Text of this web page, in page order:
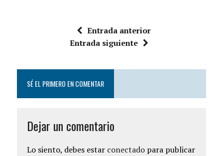
Entrada anterior
Entrada siguiente
SÉ EL PRIMERO EN COMENTAR
Dejar un comentario
Lo siento, debes estar conectadopara publicar